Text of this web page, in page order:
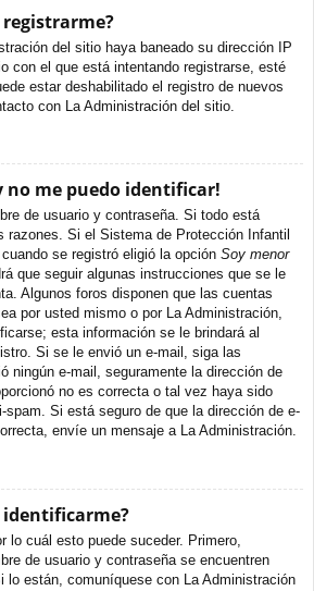
registrarme?
del sitio haya baneado su dirección IP
con el que está intentando registrarse, esté
estar deshabilitado el registro de nuevos
con La Administración del sitio.
no me puedo identificar!
de usuario y contraseña. Si todo está
razones. Si el Sistema de Protección Infantil
se registró eligió la opción Soy menor
que seguir algunas instrucciones que se le
Algunos foros disponen que las cuentas
por usted mismo o por La Administración,
esta información se le brindará al
Si se le envió un e-mail, siga las
ningún e-mail, seguramente la dirección de
no es correcta o tal vez haya sido
spam. Si está seguro de que la dirección de e-
envíe un mensaje a La Administración.
identificarme?
lo cuál esto puede suceder. Primero,
de usuario y contraseña se encuentren
lo están, comuníquese con La Administración